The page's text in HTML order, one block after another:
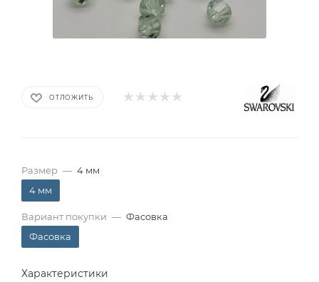
ОТЛОЖИТЬ
Размер — 4 мм
4 мм
Вариант покупки — Фасовка
Фасовка
Характеристики